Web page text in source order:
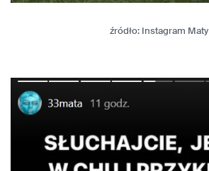
źródło: Instagram Maty